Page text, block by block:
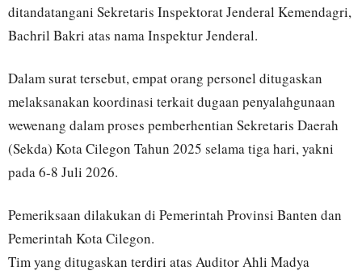
ditandatangani Sekretaris Inspektorat Jenderal Kemendagri,
Bachril Bakri atas nama Inspektur Jenderal.
Dalam surat tersebut, empat orang personel ditugaskan
melaksanakan koordinasi terkait dugaan penyalahgunaan
wewenang dalam proses pemberhentian Sekretaris Daerah
(Sekda) Kota Cilegon Tahun 2025 selama tiga hari, yakni
pada 6-8 Juli 2026.
Pemeriksaan dilakukan di Pemerintah Provinsi Banten dan
Pemerintah Kota Cilegon.
Tim yang ditugaskan terdiri atas Auditor Ahli Madya